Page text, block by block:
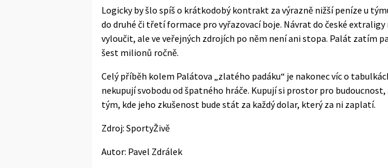
Logicky by šlo spíš o krátkodobý kontrakt za výrazně nižší peníze u
do druhé či třetí formace pro vyřazovací boje. Návrat do české
vyloučit, ale ve veřejných zdrojích po něm není ani stopa. Palát zatím
šest milionů ročně.
Celý příběh kolem Palátova „zlatého padáku“ je nakonec víc o
nekupují svobodu od špatného hráče. Kupují si prostor pro
tým, kde jeho zkušenost bude stát za každý dolar, který za ni zaplatí.
Zdroj: SportyŽivě
Autor: Pavel Zdrálek